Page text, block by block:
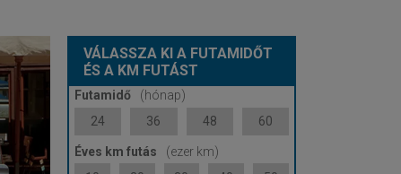
VÁLASSZA KI A FUTAMIDŐT
ÉS A KM FUTÁST
Futamidő
(hónap)
24
36 48 60
Éves km futás
(ezer km)